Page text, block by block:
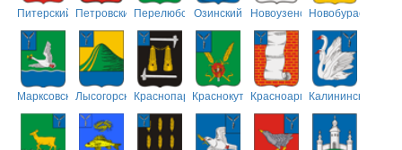
Питерский ПетровскийПерелюбскийОзинский НовоузенскийНовобурасский
МарксовскийЛысогорскийКраснопартизанский
КраснокутскийКрасноармейский
Калининский